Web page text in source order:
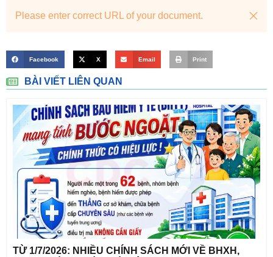
Please enter correct URL of your document.
Facebook X Email Print
BÀI VIẾT LIÊN QUAN
TỪ 1/7/2026: NHIỀU CHÍNH SÁCH MỚI VỀ BHXH,